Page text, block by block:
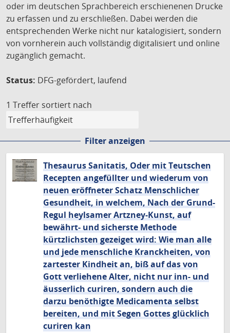
oder im deutschen Sprachbereich erschienenen Drucke
zu erfassen und zu erschließen. Dabei werden die
entsprechenden Werke nicht nur katalogisiert, sondern
von vornherein auch vollständig digitalisiert und online
zugänglich gemacht.
Status: DFG-gefördert, laufend
1 Treffer sortiert nach
Filter anzeigen
Thesaurus Sanitatis, Oder mit Teutschen
Recepten angefüllter und wiederum von
neuen eröffneter Schatz Menschlicher
Gesundheit, in welchem, Nach der Grund-
Regul heylsamer Artzney-Kunst, auf
bewährt- und sicherste Methode
kürtzlichsten gezeiget wird: Wie man alle
und jede menschliche Kranckheiten, von
zartester Kindheit an, biß auf das von
Gott verliehene Alter, nicht nur inn- und
äusserlich curiren, sondern auch die
darzu benöthigte Medicamenta selbst
bereiten, und mit Segen Gottes glücklich
curiren kan